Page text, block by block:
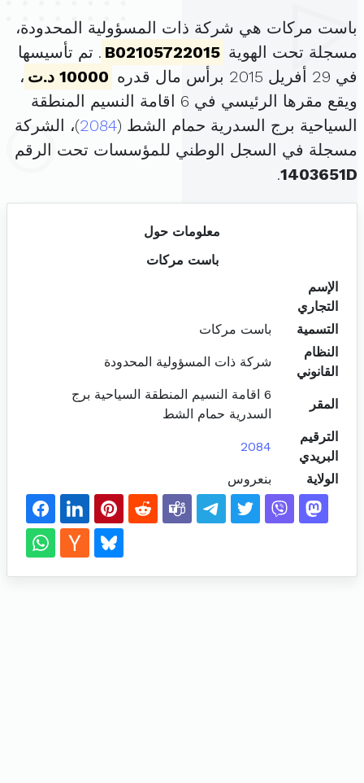
باست مركات هي شركة ذات المسؤولية المحدودة،
مسجلة تحت الهوية B02105722015 . تم تأسيسها
في 29 أفريل 2015 برأس مال قدره
10000 د.ت
،
ويقع مقرها الرئيسي في 6 اقامة النسيم المنطقة
السياحية برج السدرية حمام الشط (2084)، الشركة
مسجلة في السجل الوطني للمؤسسات تحت الرقم
1403651D
.
معلومات حول
باست مركات
الإسم
التجاري
التسمية
باست مركات
النظام
القانوني
شركة ذات المسؤولية المحدودة
المقر
6 اقامة النسيم المنطقة السياحية برج
السدرية حمام الشط
الترقيم
البريدي
2084
الولاية بنعروس